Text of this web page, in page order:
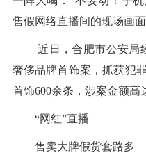
售假网络直播间的现场画面
近日，合肥市公安局经
奢侈品牌首饰案，抓获犯
首饰600余条，涉案金额高
“网红”直播
售卖大牌假货套路多